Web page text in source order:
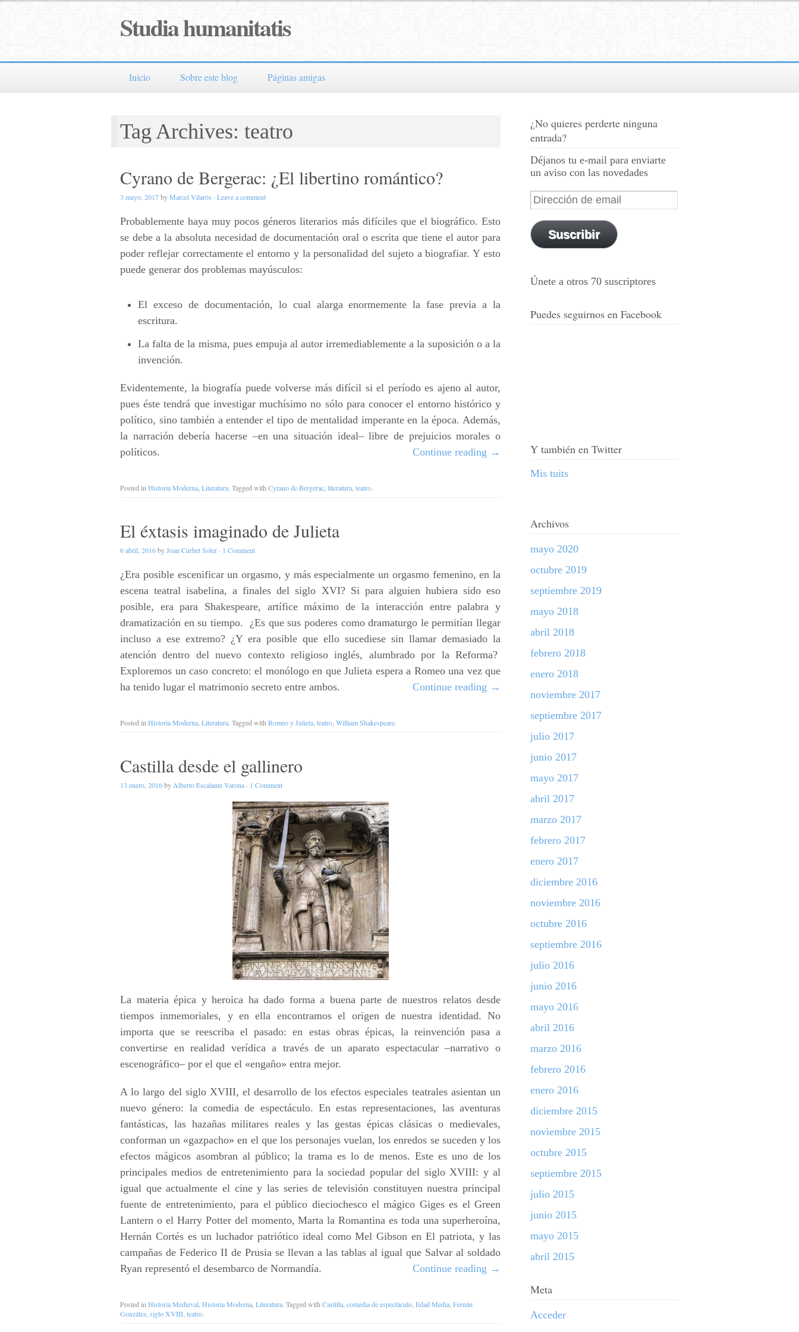
Studia humanitatis
Inicio Sobre este blog Páginas amigas
Tag Archives: teatro
Cyrano de Bergerac: ¿El libertino romántico?
3 mayo, 2017byMarcel Vilarós · Leave a comment
Probablemente haya muy pocos géneros literarios más difíciles que el biográfico. Esto
se debe a la absoluta necesidad de documentación oral o escrita que tiene el autor para
poder reflejar correctamente el entorno y la personalidad del sujeto a biografiar. Y esto
puede generar dos problemas mayúsculos:
El exceso de documentación, lo cual alarga enormemente la fase previa a la
escritura.
La falta de la misma, pues empuja al autor irremediablemente a la suposición o a la
invención.
Evidentemente, la biografía puede volverse más difícil si el período es ajeno al autor,
pues éste tendrá que investigar muchísimo no sólo para conocer el entorno histórico y
político, sino también a entender el tipo de mentalidad imperante en la época. Además,
la narración debería hacerse –en una situación ideal– libre de prejuicios morales o
políticos.
Continue reading →
Posted in Historia Moderna Literatura. Tagged with Cyrano de Bergerac literatura teatro.
El éxtasis imaginado de Julieta
6 abril, 2016byJoan Curbet Soler · 1 Comment
¿Era posible escenificar un orgasmo, y más especialmente un orgasmo femenino, en la
escena teatral isabelina, a finales del siglo XVI? Si para alguien hubiera sido eso
posible, era para Shakespeare, artífice máximo de la interacción entre palabra y
dramatización en su tiempo. ¿Es que sus poderes como dramaturgo le permitían llegar
incluso a ese extremo? ¿Y era posible que ello sucediese sin llamar demasiado la
atención dentro del nuevo contexto religioso inglés, alumbrado por la Reforma?
Exploremos un caso concreto: el monólogo en que Julieta espera a Romeo una vez que
ha tenido lugar el matrimonio secreto entre ambos.
Continue reading →
Posted in Historia Moderna Literatura. Tagged with Romeo y Julieta teatro William Shakespeare.
Castilla desde el gallinero
13 enero, 2016by Alberto Escalante Varona · 1 Comment
La materia épica y heroica ha dado forma a buena parte de nuestros relatos desde
tiempos inmemoriales, y en ella encontramos el origen de nuestra identidad. No
importa que se reescriba el pasado: en estas obras épicas, la reinvención pasa a
convertirse en realidad verídica a través de un aparato espectacular –narrativo o
escenográfico– por el que el «engaño» entra mejor.
A lo largo del siglo XVIII, el desarrollo de los efectos especiales teatrales asientan un
nuevo género: la comedia de espectáculo. En estas representaciones, las aventuras
fantásticas, las hazañas militares reales y las gestas épicas clásicas o medievales,
conforman un «gazpacho» en el que los personajes vuelan, los enredos se suceden y los
efectos mágicos asombran al público; la trama es lo de menos. Este es uno de los
principales medios de entretenimiento para la sociedad popular del siglo XVIII: y al
igual que actualmente el cine y las series de televisión constituyen nuestra principal
fuente de entretenimiento, para el público dieciochesco el mágico Giges es el Green
Lantern o el Harry Potter del momento, Marta la Romantina es toda una superheroína,
Hernán Cortés es un luchador patriótico ideal como Mel Gibson en El patriota, y las
campañas de Federico II de Prusia se llevan a las tablas al igual que Salvar al soldado
Ryan representó el desembarco de Normandía.
Continue reading →
Posted in Historia Medieval Historia Moderna Literatura. Tagged with Castilla comedia de espectáculo Edad Media Fernán
González siglo XVIII teatro.
¿No quieres perderte ninguna
entrada?
Déjanos tu e-mail para enviarte
un aviso con las novedades
Suscribir
Únete a otros 70 suscriptores
Puedes seguirnos en Facebook
Y también en Twitter
Mis tuits
Archivos
mayo 2020
octubre 2019
septiembre 2019
mayo 2018
abril 2018
febrero 2018
enero 2018
noviembre 2017
septiembre 2017
julio 2017
junio 2017
mayo 2017
abril 2017
marzo 2017
febrero 2017
enero 2017
diciembre 2016
noviembre 2016
octubre 2016
septiembre 2016
julio 2016
junio 2016
mayo 2016
abril 2016
marzo 2016
febrero 2016
enero 2016
diciembre 2015
noviembre 2015
octubre 2015
septiembre 2015
julio 2015
junio 2015
mayo 2015
abril 2015
Meta
Acceder